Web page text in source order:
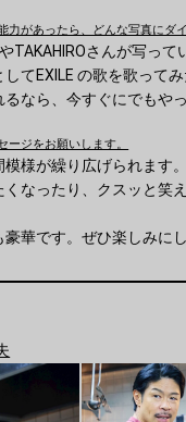
力があったら、どんな写真にダ
TAKAHIROさんが写っ
てEXILE の歌を歌ってみ
なら、今すぐにでもや
ージをお願いします。
様が繰り広げられます
なったり、クスッと笑
華です。ぜひ楽しみに